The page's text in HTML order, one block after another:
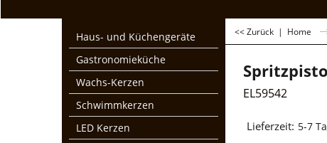
Haus- und Küchengeräte
Gastronomieküche
Wachs-Kerzen
Schwimmkerzen
LED Kerzen
<< Zurück | Home
EL59542
€49.95